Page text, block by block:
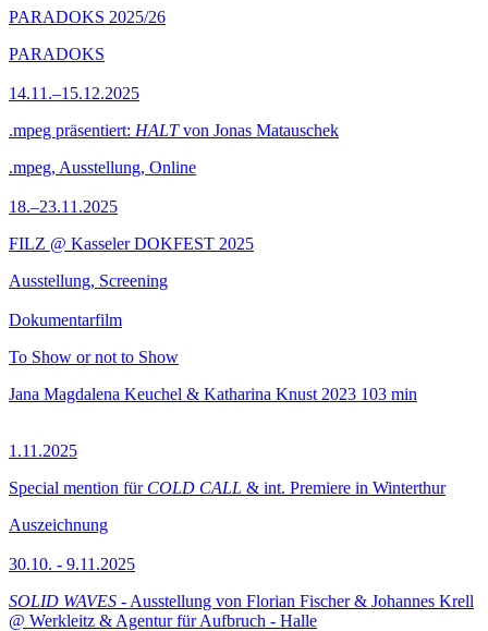
PARADOKS 2025/26
PARADOKS
14.11.–15.12.2025
.mpeg präsentiert: HALTvon Jonas Matauschek
.mpeg, Ausstellung, Online
18.–23.11.2025
FILZ @ Kasseler DOKFEST 2025
Ausstellung, Screening
Dokumentarfilm
To Show or not to Show
Jana Magdalena Keuchel & Katharina Knust 2023 103 min
1.11.2025
Special mention für COLD CALL & int. Premiere in Winterthur
Auszeichnung
30.10. - 9.11.2025
SOLID WAVES - Ausstellung von Florian Fischer & Johannes Krell
@ Werkleitz & Agentur für Aufbruch - Halle